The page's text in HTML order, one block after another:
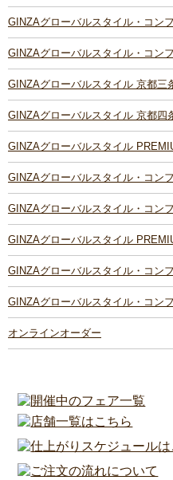
GINZAグローバルスタイル・コン
GINZAグローバルスタイル・コン
GINZAグローバルスタイル 京都三
GINZAグローバルスタイル 京都四
GINZAグローバルスタイル
GINZAグローバルスタイル・コン
GINZAグローバルスタイル・コン
GINZAグローバルスタイル
GINZAグローバルスタイル・コン
GINZAグローバルスタイル・コン
オンラインオーダー